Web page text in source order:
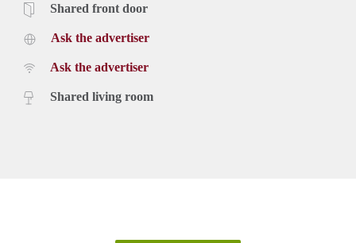
Shared front door
Ask the advertiser
Ask the advertiser
Shared living room